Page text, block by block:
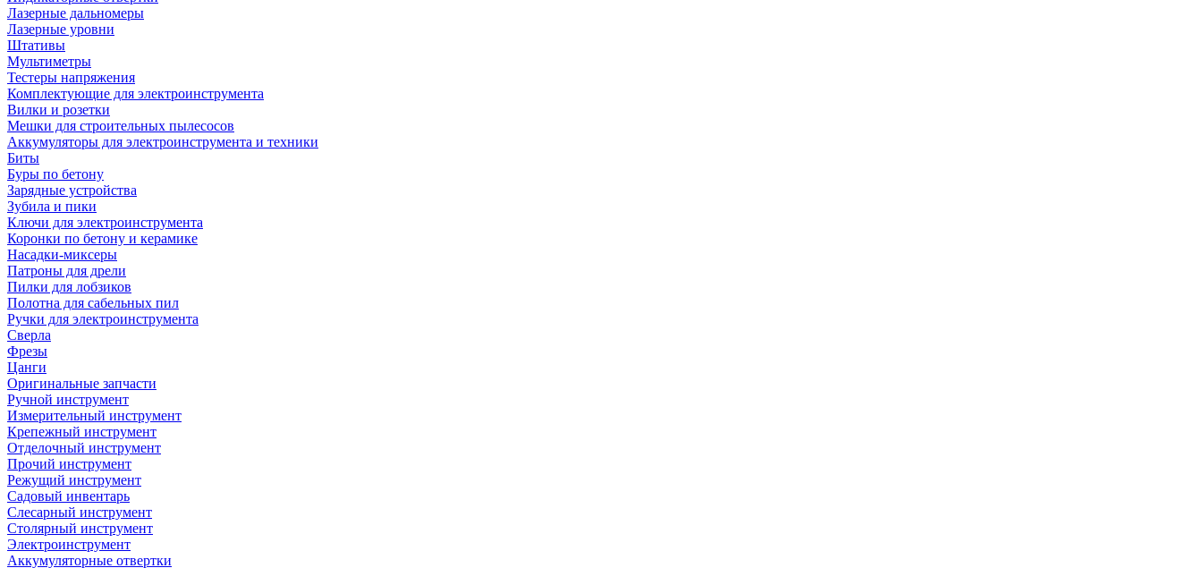
Лазерные дальномеры
Лазерные уровни
Штативы
Мультиметры
Тестеры напряжения
Комплектующие для электроинструмента
Вилки и розетки
Мешки для строительных пылесосов
Аккумуляторы для электроинструмента и техники
Биты
Буры по бетону
Зарядные устройства
Зубила и пики
Ключи для электроинструмента
Коронки по бетону и керамике
Насадки-миксеры
Патроны для дрели
Пилки для лобзиков
Полотна для сабельных пил
Ручки для электроинструмента
Сверла
Фрезы
Цанги
Оригинальные запчасти
Ручной инструмент
Измерительный инструмент
Крепежный инструмент
Отделочный инструмент
Прочий инструмент
Режущий инструмент
Садовый инвентарь
Слесарный инструмент
Столярный инструмент
Электроинструмент
Аккумуляторные отвертки